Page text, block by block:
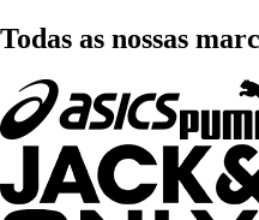
Todas as nossas